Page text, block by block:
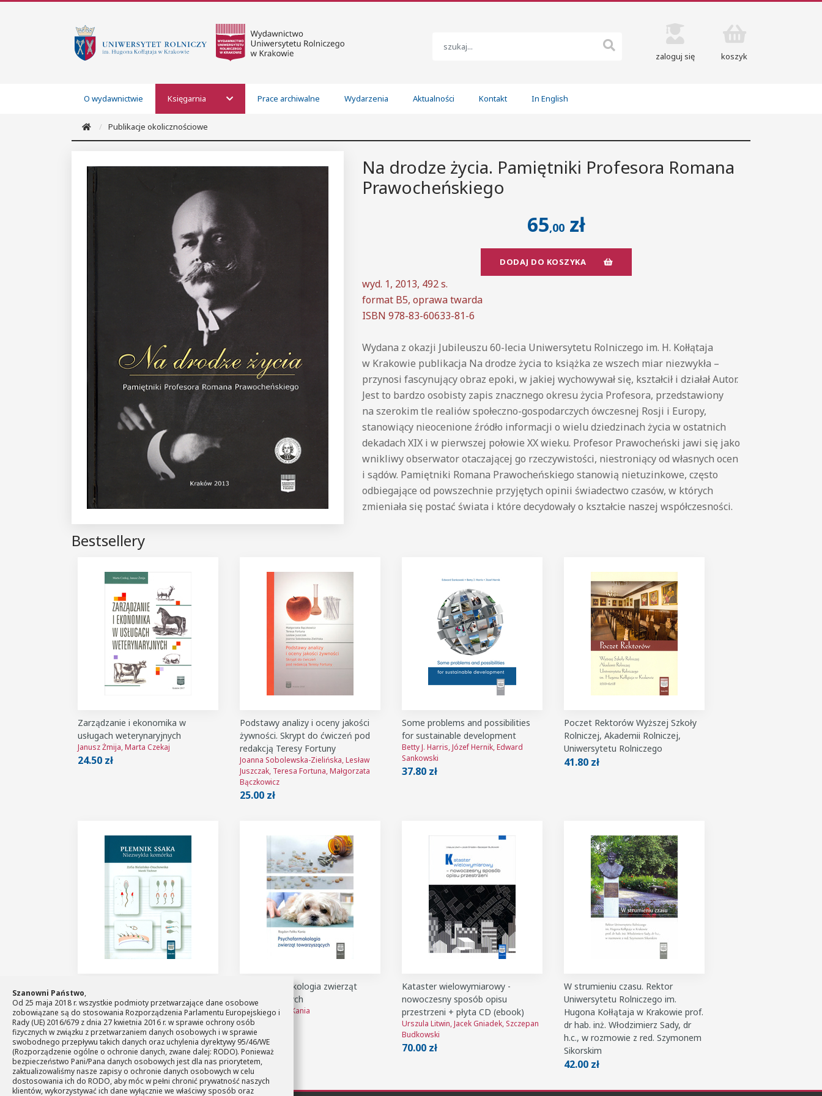
zaloguj się koszyk
O wydawnictwie Księgarnia Prace archiwalne Wydarzenia Aktualności Kontakt In English
Publikacje okolicznościowe
Na drodze życia. Pamiętniki Profesora Romana
Prawocheńskiego
65,00 zł
DODAJ DO KOSZYKA
wyd. 1, 2013, 492 s.
format B5, oprawa twarda
ISBN 978-83-60633-81-6
Wydana z okazji Jubileuszu 60-lecia Uniwersytetu Rolniczego im. H. Kołłątaja
w Krakowie publikacja Na drodze życia to książka ze wszech miar niezwykła –
przynosi fascynujący obraz epoki, w jakiej wychowywał się, kształcił i działał Autor.
Jest to bardzo osobisty zapis znacznego okresu życia Profesora, przedstawiony
na szerokim tle realiów społeczno-gospodarczych ówczesnej Rosji i Europy,
stanowiący nieocenione źródło informacji o wielu dziedzinach życia w ostatnich
dekadach XIX i w pierwszej połowie XX wieku. Profesor Prawocheński jawi się jako
wnikliwy obserwator otaczającej go rzeczywistości, niestroniący od własnych ocen
i sądów. Pamiętniki Romana Prawocheńskiego stanowią nietuzinkowe, często
odbiegające od powszechnie przyjętych opinii świadectwo czasów, w których
zmieniała się postać świata i które decydowały o kształcie naszej współczesności.
Bestsellery
Zarządzanie i ekonomika w
usługach weterynaryjnych
Janusz Żmija, Marta Czekaj
24.50 zł
Podstawy analizy i oceny jakości
żywności. Skrypt do ćwiczeń pod
redakcją Teresy Fortuny
Joanna Sobolewska-Zielińska, Lesław
Juszczak, Teresa Fortuna, Małgorzata
Bączkowicz
25.00 zł
Some problems and possibilities
for sustainable development
Betty J. Harris, Józef Hernik, Edward
Sankowski
37.80 zł
Poczet Rektorów Wyższej Szkoły
Rolniczej, Akademii Rolniczej,
Uniwersytetu Rolniczego
41.80 zł
Zofia Bielańska-Osuchowska, Marek
Tischner
89.00 zł
Psychofarmakologia zwierząt
towarzyszących
Bogdan Feliks Kania
92.00 zł
Kataster wielowymiarowy -
nowoczesny sposób opisu
przestrzeni + płyta CD (ebook)
Urszula Litwin, Jacek Gniadek, Szczepan
Budkowski
70.00 zł
W strumieniu czasu. Rektor
Uniwersytetu Rolniczego im.
Hugona Kołłątaja w Krakowie prof.
dr hab. inż. Włodzimierz Sady, dr
h.c., w rozmowie z red. Szymonem
Sikorskim
42.00 zł
Szanowni Państwo,
Od 25 maja 2018 r. wszystkie podmioty przetwarzające dane osobowe
zobowiązane są do stosowania Rozporządzenia Parlamentu Europejskiego i
Rady (UE) 2016/679 z dnia 27 kwietnia 2016 r. w sprawie ochrony osób
fizycznych w związku z przetwarzaniem danych osobowych i w sprawie
swobodnego przepływu takich danych oraz uchylenia dyrektywy 95/46/WE
(Rozporządzenie ogólne o ochronie danych, zwane dalej: RODO). Ponieważ
bezpieczeństwo Pani/Pana danych osobowych jest dla nas priorytetem,
zaktualizowaliśmy nasze zapisy o ochronie danych osobowych w celu
dostosowania ich do RODO, aby móc w pełni chronić prywatność naszych
klientów, wykorzystywać ich dane wyłącznie we właściwy sposób oraz